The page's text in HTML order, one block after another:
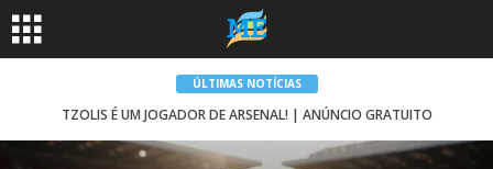
ÚLTIMAS NOTÍCIAS
TZOLIS É UM JOGADOR DE ARSENAL! | ANÚNCIO GRATUITO